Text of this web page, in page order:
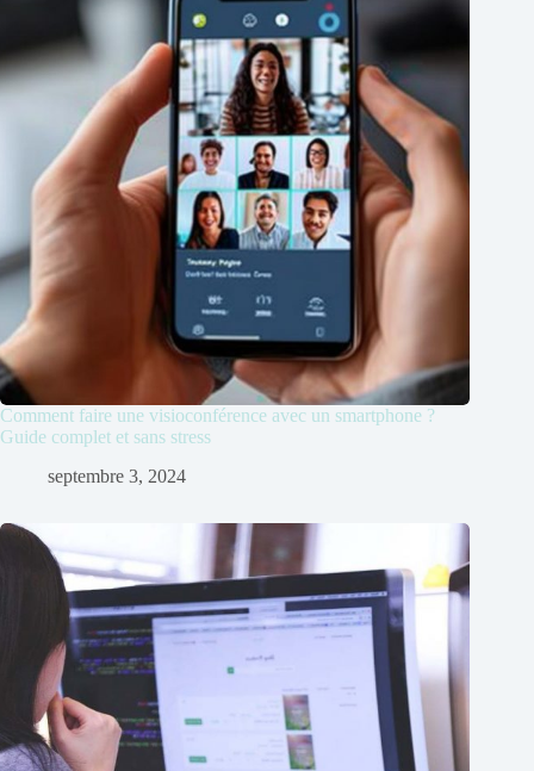
Comment faire une visioconférence avec un smartphone ?
Guide complet et sans stress
septembre 3, 2024